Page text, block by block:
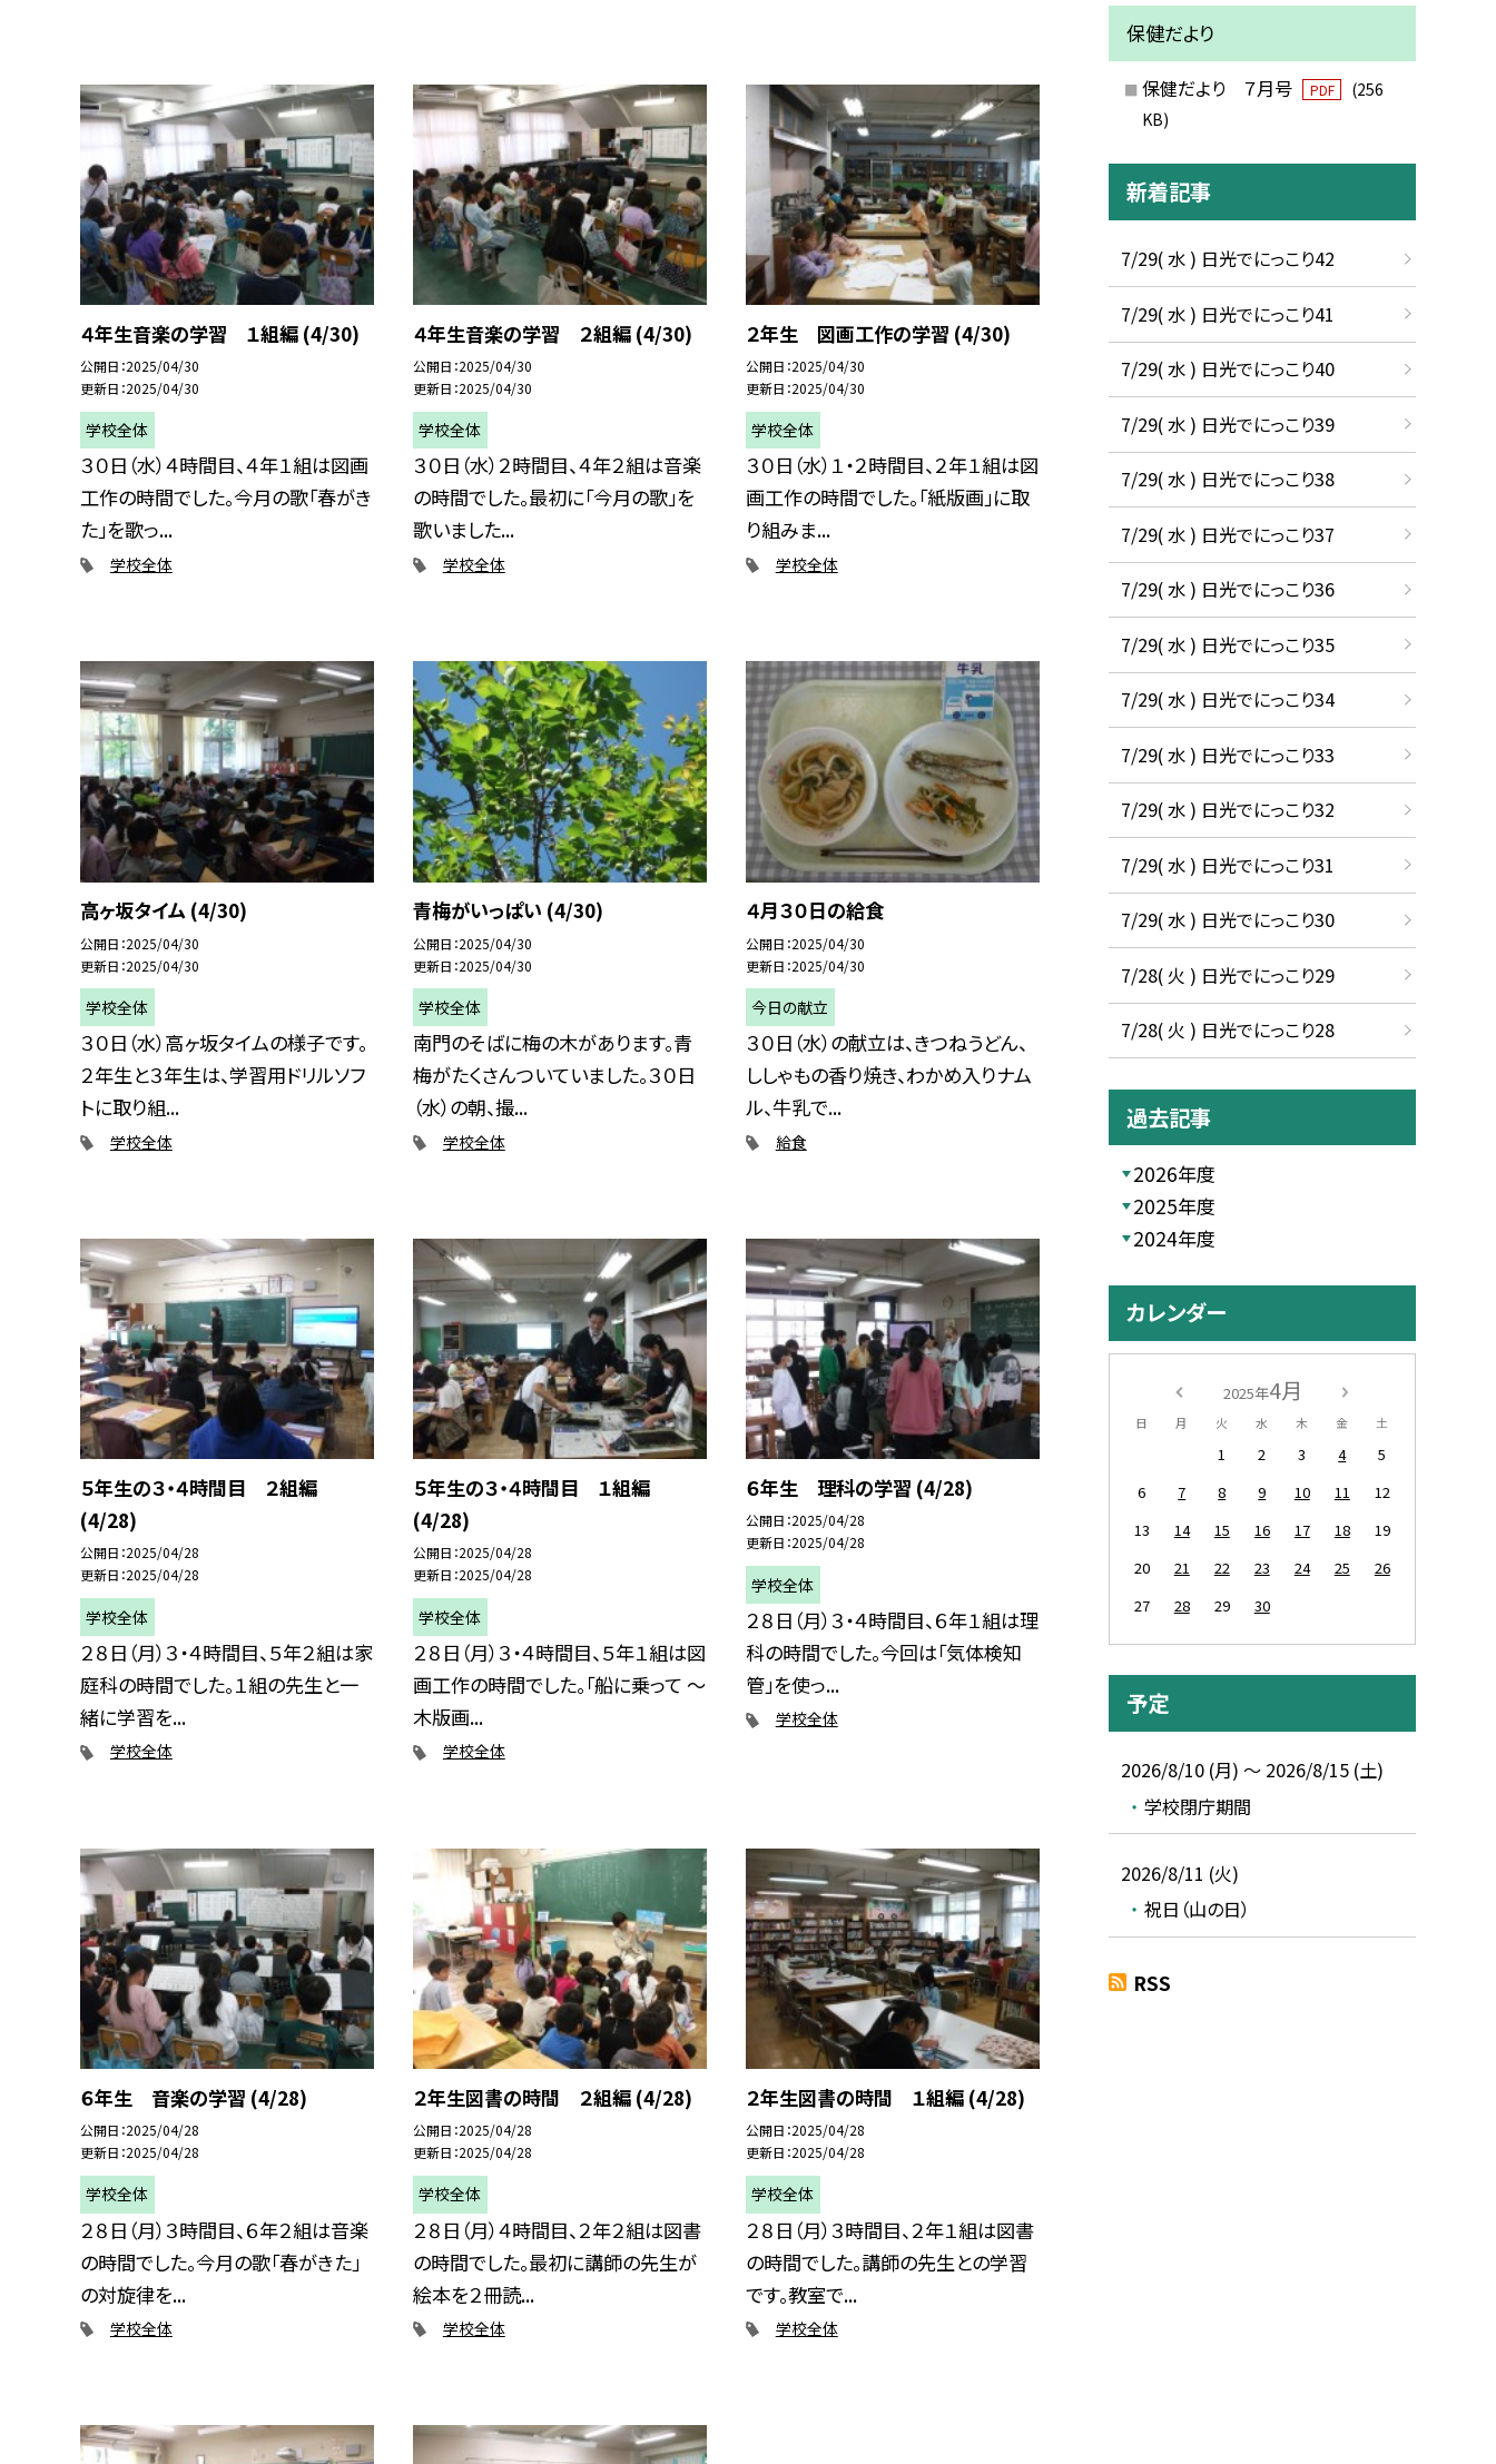
４年生音楽の学習 １組編 (4/30)
公開日 2025/04/30
更新日 2025/04/30
学校全体
３０日（水）４時間目、４年１組は図画
工作の時間でした。今月の歌「春がき
た」を歌っ...
学校全体
４年生音楽の学習 ２組編 (4/30)
公開日 2025/04/30
更新日 2025/04/30
学校全体
３０日（水）２時間目、４年２組は音楽
の時間でした。最初に「今月の歌」を
歌いました...
学校全体
２年生 図画工作の学習 (4/30)
公開日 2025/04/30
更新日 2025/04/30
学校全体
３０日（水）１・２時間目、２年１組は図
画工作の時間でした。「紙版画」に取
り組みま...
学校全体
高ヶ坂タイム (4/30)
公開日 2025/04/30
更新日 2025/04/30
学校全体
３０日（水）高ヶ坂タイムの様子です。
２年生と３年生は、学習用ドリルソフ
トに取り組...
学校全体
青梅がいっぱい (4/30)
公開日 2025/04/30
更新日 2025/04/30
学校全体
南門のそばに梅の木があります。青
梅がたくさんついていました。３０日
（水）の朝、撮...
学校全体
４月３０日の給食
公開日 2025/04/30
更新日 2025/04/30
今日の献立
３０日（水）の献立は、きつねうどん、
ししゃもの香り焼き、わかめ入りナム
ル、牛乳で...
給食
５年生の３・４時間目 ２組編
(4/28)
公開日 2025/04/28
更新日 2025/04/28
学校全体
２８日（月）３・４時間目、５年２組は家
庭科の時間でした。１組の先生と一
緒に学習を...
学校全体
５年生の３・４時間目 １組編
(4/28)
公開日 2025/04/28
更新日 2025/04/28
学校全体
２８日（月）３・４時間目、５年１組は図
画工作の時間でした。「船に乗って 〜
木版画...
学校全体
６年生 理科の学習 (4/28)
公開日 2025/04/28
更新日 2025/04/28
学校全体
２８日（月）３・４時間目、６年１組は理
科の時間でした。今回は「気体検知
管」を使っ...
学校全体
６年生 音楽の学習 (4/28)
公開日 2025/04/28
更新日 2025/04/28
学校全体
２８日（月）３時間目、６年２組は音楽
の時間でした。今月の歌「春がきた」
の対旋律を...
学校全体
２年生図書の時間 ２組編 (4/28)
公開日 2025/04/28
更新日 2025/04/28
学校全体
２８日（月）４時間目、２年２組は図書
の時間でした。最初に講師の先生が
絵本を２冊読...
学校全体
２年生図書の時間 １組編 (4/28)
公開日 2025/04/28
更新日 2025/04/28
学校全体
２８日（月）３時間目、２年１組は図書
の時間でした。講師の先生との学習
です。教室で...
学校全体
保健だより
保健だより ７月号 PDF
(256
KB)
新着記事
7/29( 水 ) 日光でにっこり42
7/29( 水 ) 日光でにっこり41
7/29( 水 ) 日光でにっこり40
7/29( 水 ) 日光でにっこり39
7/29( 水 ) 日光でにっこり38
7/29( 水 ) 日光でにっこり37
7/29( 水 ) 日光でにっこり36
7/29( 水 ) 日光でにっこり35
7/29( 水 ) 日光でにっこり34
7/29( 水 ) 日光でにっこり33
7/29( 水 ) 日光でにっこり32
7/29( 水 ) 日光でにっこり31
7/29( 水 ) 日光でにっこり30
7/28( 火 ) 日光でにっこり29
7/28( 火 ) 日光でにっこり28
過去記事
2026年度
2025年度
2024年度
カレンダー
2025年4月
日 月 火 水 木 金 土
1 2 3 4
5
6
7 8 9 10 11
12
13
14 15 16 17 18
19
20
21 22 23 24 25
26
27
28 29 30
予定
2026/8/10 (月) ～ 2026/8/15 (土)
学校閉庁期間
2026/8/11 (火)
祝日（山の日）
RSS